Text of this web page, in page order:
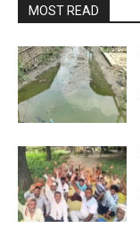
MOST READ